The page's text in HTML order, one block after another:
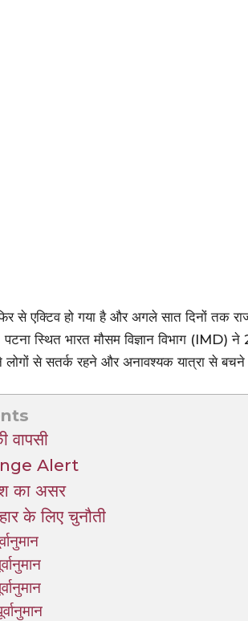
से एक्टिव हो गया है और अगले सात दिनों तक
पटना स्थित भारत मौसम विज्ञान विभाग
लोगों से सतर्क रहने और अनावश्यक यात्रा से
वापसी
Alert
का असर
के लिए चुनौती